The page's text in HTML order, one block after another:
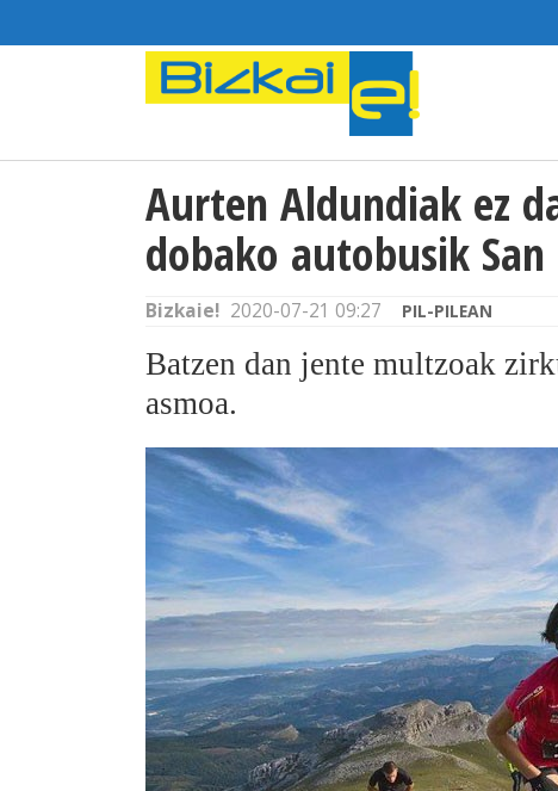
Aurten Aldundiak ez
dobako autobusik
Bizkaie! 2020-07-21 09:27 PIL-PILEAN
Batzen dan jente multzoak
asmoa.